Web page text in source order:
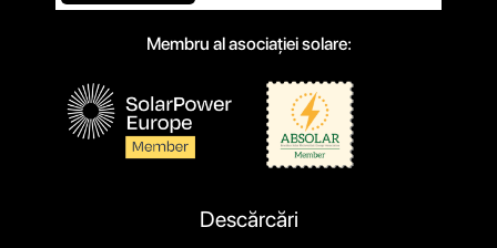
Descărcări
Membru al asociației solare: